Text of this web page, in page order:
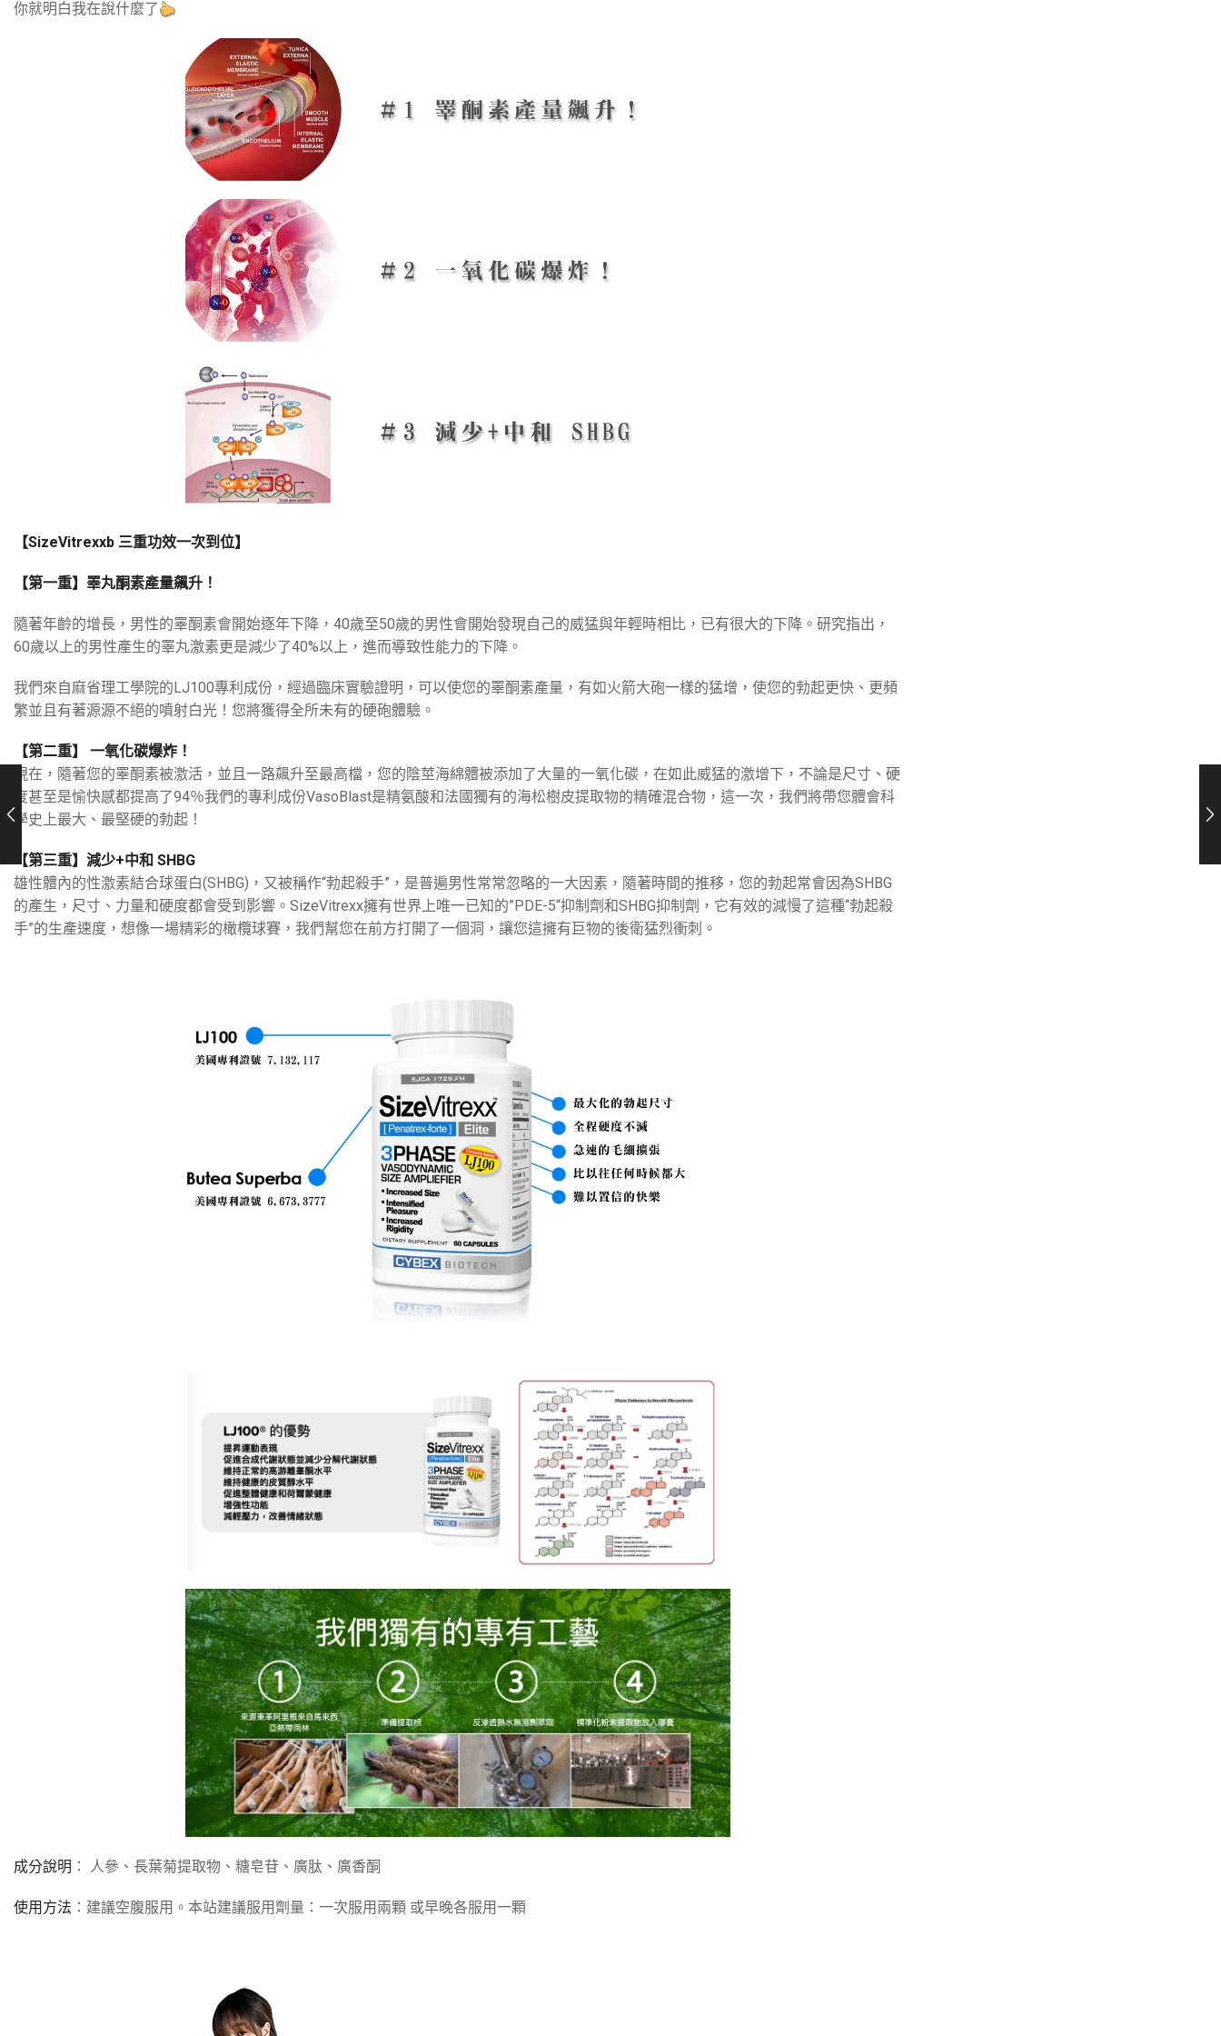
你就明白我在說什麼了
【SizeVitrexxb 三重功效一次到位】
【第一重】睪丸酮素產量飆升！
隨著年齡的增長，男性的睪酮素會開始逐年下降，40歲至50歲的男性會開始發現自己的威猛與年輕時相比，已有很大的下降。研究指出，
60歲以上的男性產生的睪丸激素更是減少了40%以上，進而導致性能力的下降。
我們來自麻省理工學院的LJ100專利成份，經過臨床實驗證明，可以使您的睪酮素產量，有如火箭大砲一樣的猛增，使您的勃起更快、更頻
繁並且有著源源不絕的噴射白光！您將獲得全所未有的硬砲體驗。
【第二重】 一氧化碳爆炸！
現在，隨著您的睪酮素被激活，並且一路飆升至最高檔，您的陰莖海綿體被添加了大量的一氧化碳，在如此威猛的激增下，不論是尺寸、硬
度甚至是愉快感都提高了94％我們的專利成份VasoBlast是精氨酸和法國獨有的海松樹皮提取物的精確混合物，這一次，我們將帶您體會科
學史上最大、最堅硬的勃起！
【第三重】減少+中和 SHBG
雄性體內的性激素結合球蛋白(SHBG)，又被稱作“勃起殺手”，是普遍男性常常忽略的一大因素，隨著時間的推移，您的勃起常會因為SHBG
的產生，尺寸、力量和硬度都會受到影響。SizeVitrexx擁有世界上唯一已知的”PDE-5“抑制劑和SHBG抑制劑，它有效的減慢了這種“勃起殺
手”的生產速度，想像一場精彩的橄欖球賽，我們幫您在前方打開了一個洞，讓您這擁有巨物的後衛猛烈衝刺。
成分說明 ： 人參、長葉菊提取物、糖皂苷、廣肽、廣香酮
使用方法 ：建議空腹服用。本站建議服用劑量：一次服用兩顆 或早晚各服用一顆